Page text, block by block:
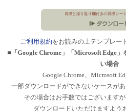
目標と振り返り欄付きの目標シー
ご利用規約をお読みの上テンプレー
■「Google Chrome」「Microsoft Edge
い場合
Google Chrome、Microsoft
一部ダウンロードができないケースが
その場合はお手数ではございます
ダウンロードいただけますよう